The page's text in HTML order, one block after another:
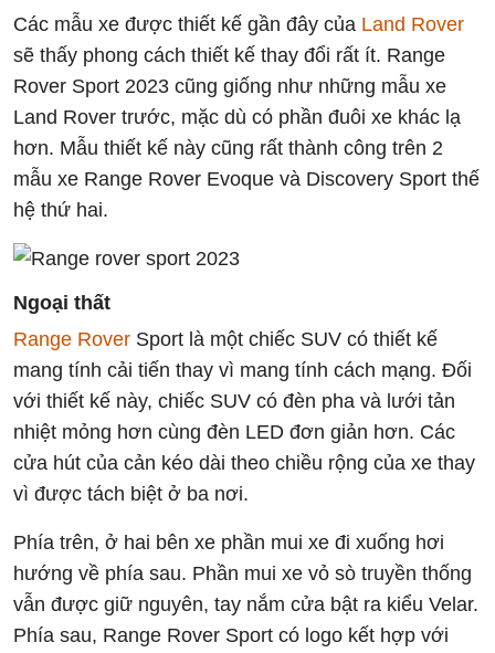
Các mẫu xe được thiết kế gần đây của Land Rover
sẽ thấy phong cách thiết kế thay đổi rất ít. Range
Rover Sport 2023 cũng giống như những mẫu xe
Land Rover trước, mặc dù có phần đuôi xe khác lạ
hơn. Mẫu thiết kế này cũng rất thành công trên 2
mẫu xe Range Rover Evoque và Discovery Sport thế
hệ thứ hai.
Ngoại thất
Range Rover Sport là một chiếc SUV có thiết kế
mang tính cải tiến thay vì mang tính cách mạng. Đối
với thiết kế này, chiếc SUV có đèn pha và lưới tản
nhiệt mỏng hơn cùng đèn LED đơn giản hơn. Các
cửa hút của cản kéo dài theo chiều rộng của xe thay
vì được tách biệt ở ba nơi.
Phía trên, ở hai bên xe phần mui xe đi xuống hơi
hướng về phía sau. Phần mui xe vỏ sò truyền thống
vẫn được giữ nguyên, tay nắm cửa bật ra kiểu Velar.
Phía sau, Range Rover Sport có logo kết hợp với